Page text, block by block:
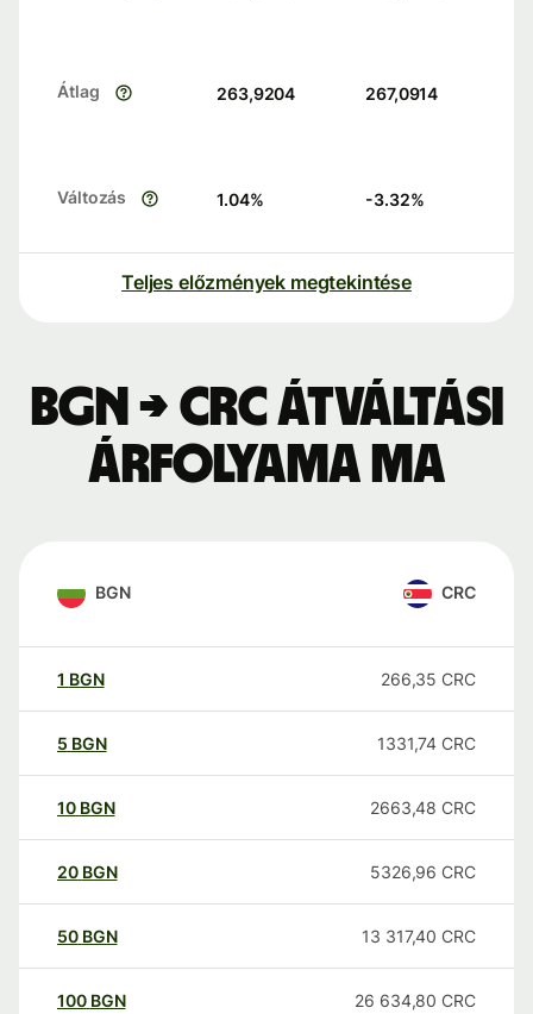
Átlag 263,9204 267,0914
Változás 1.04% -3.32%
Teljes előzmények megtekintése
BGN → CRC átváltási
árfolyama ma
BGN CRC
1 BGN 266,35 CRC
5 BGN 1331,74 CRC
10 BGN 2663,48 CRC
20 BGN 5326,96 CRC
50 BGN 13 317,40 CRC
100 BGN 26 634,80 CRC